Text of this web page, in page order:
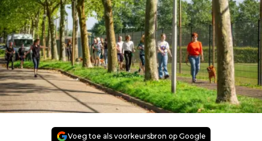
Voeg toe als voorkeursbron op Google